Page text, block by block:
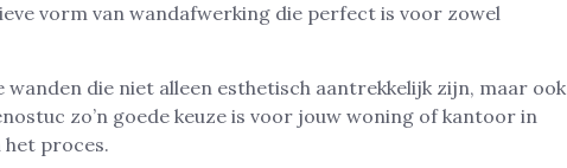
vorm van wandafwerking die perfect is voor zowel
die niet alleen esthetisch aantrekkelijk zijn, maar ook
zo’n goede keuze is voor jouw woning of kantoor in
het proces.